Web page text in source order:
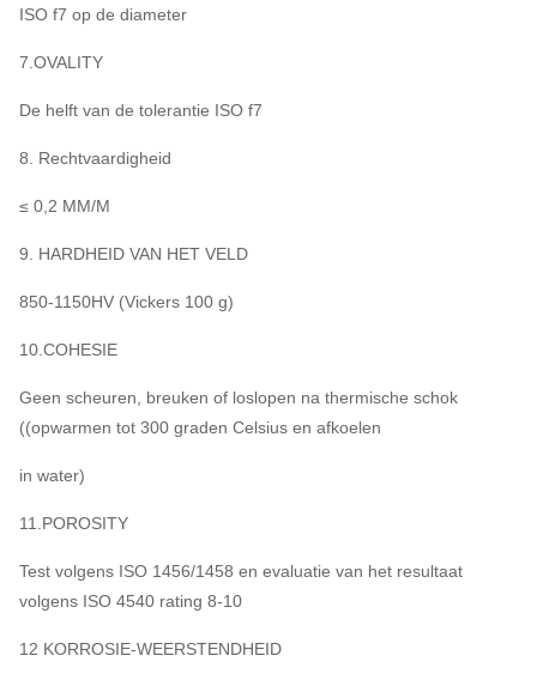
ISO f7 op de diameter
7.OVALITY
De helft van de tolerantie ISO f7
8. Rechtvaardigheid
≤ 0,2 MM/M
9. HARDHEID VAN HET VELD
850-1150HV (Vickers 100 g)
10.COHESIE
Geen scheuren, breuken of loslopen na thermische schok
((opwarmen tot 300 graden Celsius en afkoelen
in water)
11.POROSITY
Test volgens ISO 1456/1458 en evaluatie van het resultaat
volgens ISO 4540 rating 8-10
12 KORROSIE-WEERSTENDHEID